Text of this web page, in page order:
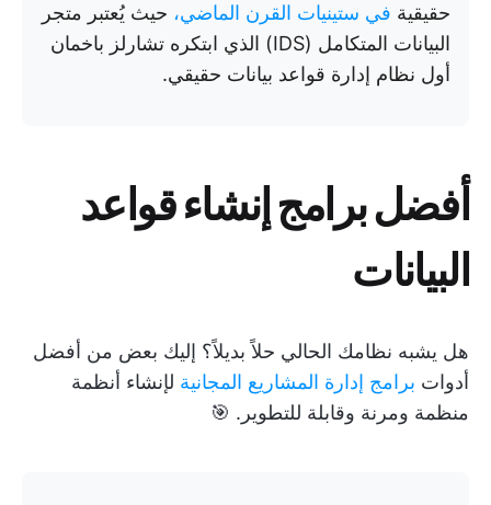
حقيقية في ستينيات القرن الماضي، حيث يُعتبر متجر
البيانات المتكامل (IDS) الذي ابتكره تشارلز باخمان
أول نظام إدارة قواعد بيانات حقيقي.
أفضل برامج إنشاء قواعد
البيانات
هل يشبه نظامك الحالي حلاً بديلاً؟ إليك بعض من أفضل
أدوات برامج إدارة المشاريع المجانية لإنشاء أنظمة
منظمة ومرنة وقابلة للتطوير. 🎯